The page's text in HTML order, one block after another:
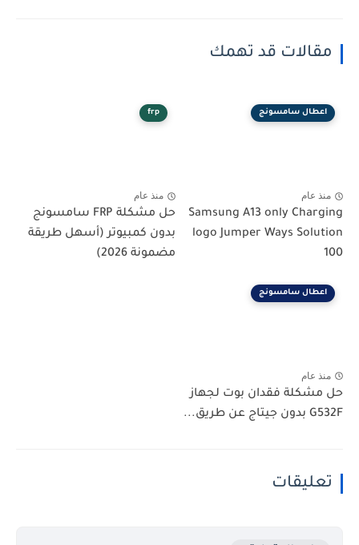
مقالات قد تهمك
اعطال سامسونج
منذ عام
Samsung A13 only Charging
logo Jumper Ways Solution
100
frp
منذ عام
حل مشكلة FRP سامسونج
بدون كمبيوتر (أسهل طريقة
مضمونة 2026)
اعطال سامسونج
منذ عام
حل مشكلة فقدان بوت لجهاز
G532F بدون جيتاج عن طريق...
تعليقات